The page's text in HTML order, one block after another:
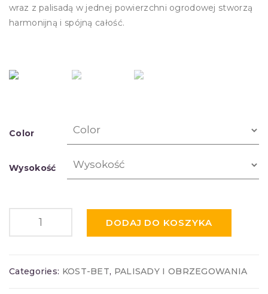
wraz z palisadą w jednej powierzchni ogrodowej stworzą
harmonijną i spójną całość.
Color
Wysokość
DODAJ DO KOSZYKA
Categories: KOST-BET, PALISADY I OBRZEGOWANIA